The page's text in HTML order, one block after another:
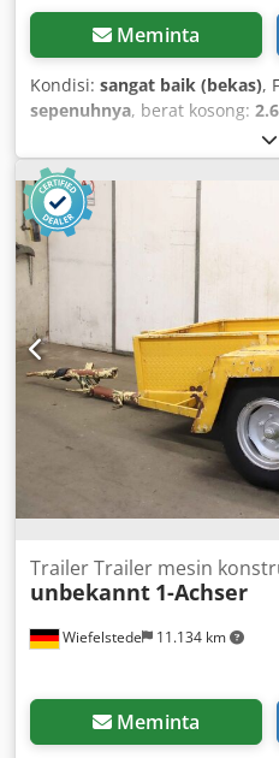
Meminta
Kondisi: sangat baik (bekas),
sepenuhnya, berat kosong:
, pendaftaran
udara, Tahun pembuatan:
Pertukaran/BDF • Produsen:
produksi: 10.01.2017 •
kosong: 2.620 kg • Muatan:
diizinkan: 18.000 kg •
40 mm • Uji kir berlaku: 08/
Siap langsung digunakan
Penawaran ini tidak mengikat
Penjualan sela tetap menjadi
dan/atau salah ketik tidak
dengan S&K kami.
Wiefelstede 11.134 km
Trailer Trailer mesin
unbekannt 1-Achser
Meminta